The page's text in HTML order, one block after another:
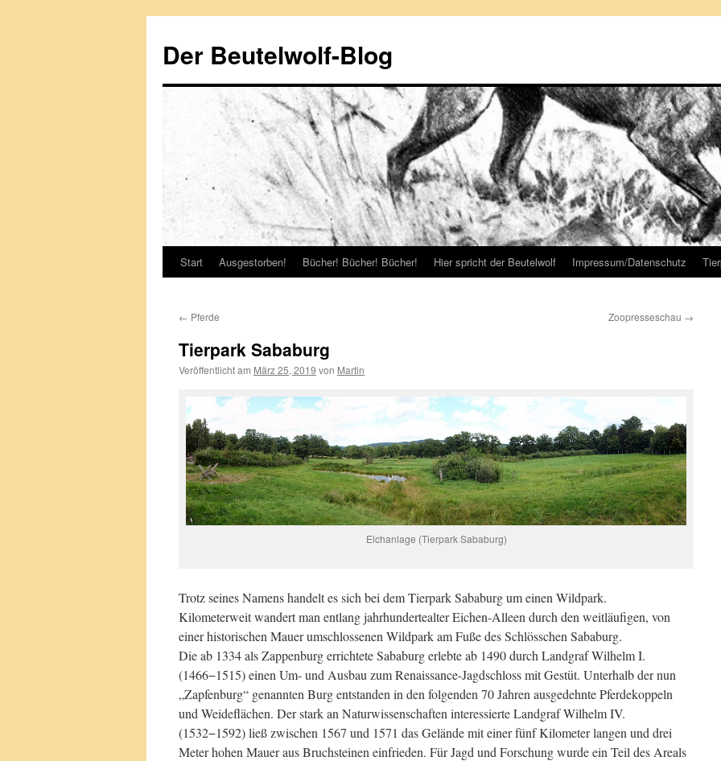
springen
Der Beutelwolf-Blog
Start Ausgestorben! Bücher! Bücher! Bücher! Hier spricht der Beutelwolf Impressum/Datenschutz
← Pferde Zoopresseschau →
Tierpark Sababurg
Veröffentlicht am März 25, 2019 von Martin
Elchanlage (Tierpark Sababurg)
Trotz seines Namens handelt es sich bei dem Tierpark Sababurg um einen Wildpark.
Kilometerweit wandert man entlang jahrhundertealter Eichen-Alleen durch den weitläufigen, von
einer historischen Mauer umschlossenen Wildpark am Fuße des Schlösschen Sababurg.
Die ab 1334 als Zappenburg errichtete Sababurg erlebte ab 1490 durch Landgraf Wilhelm I.
(1466−1515) einen Um- und Ausbau zum Renaissance-Jagdschloss mit Gestüt. Unterhalb der nun
„Zapfenburg“ genannten Burg entstanden in den folgenden 70 Jahren ausgedehnte Pferdekoppeln
und Weideflächen. Der stark an Naturwissenschaften interessierte Landgraf Wilhelm IV.
(1532−1592) ließ zwischen 1567 und 1571 das Gelände mit einer fünf Kilometer langen und drei
Meter hohen Mauer aus Bruchsteinen einfrieden. Für Jagd und Forschung wurde ein Teil des Areals